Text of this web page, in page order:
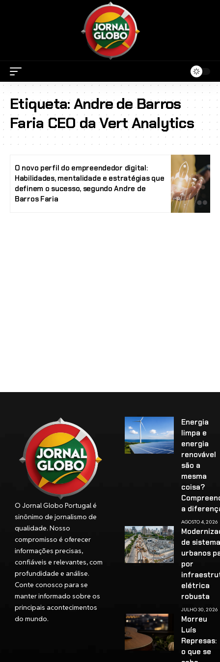
Etiqueta:Andre de Barros
Faria CEO da Vert Analytics
O novo perfil do empreendedor digital:
Habilidades, mentalidade e estratégias que
definem o sucesso, segundo Andre de
Barros Faria
O Jornal Globo Portugal é
sinônimo de jornalismo de
qualidade. Nosso
compromisso é oferecer
informações precisas,
confiáveis e relevantes, com
profundidade e análise.
Conte conosco para se
manter informado sobre os
principais acontecimentos
do mundo.
Energia
limpa e
energia
renovável
são a
mesma
coisa?
a
AGOSTO 4, 2026
de
urbanos
por
elétrica
robusta
JULHO 30, 2026
Morreu
Luís
Represas:
o que se